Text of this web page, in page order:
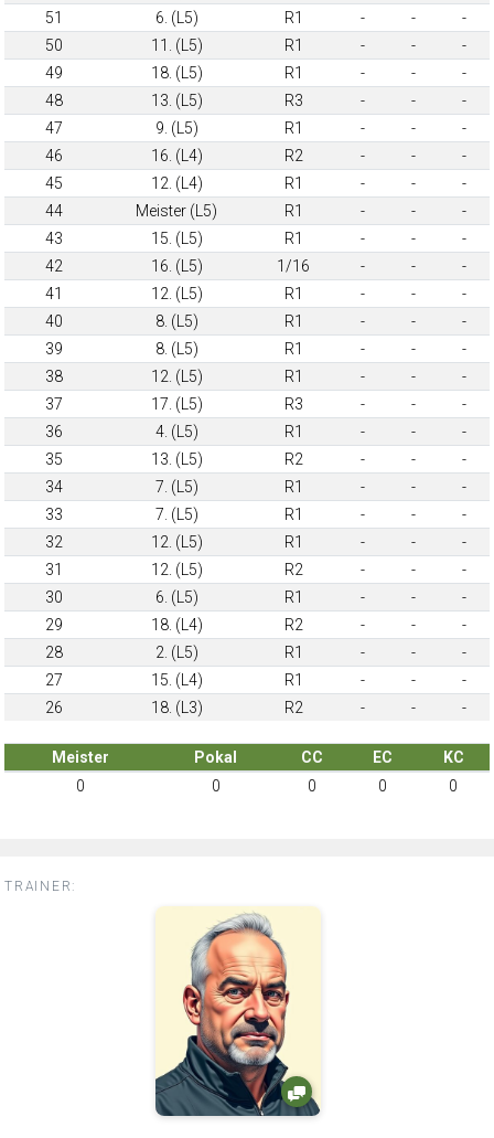
51
6. (L5) R1 - -
-
50
11. (L5) R1 - -
-
49
18. (L5) R1 - -
-
48
13. (L5) R3 - -
-
47
9. (L5) R1 - -
-
46
16. (L4) R2 - -
-
45
12. (L4) R1 - -
-
44
Meister (L5) R1 - -
-
43
15. (L5) R1 - -
-
42
16. (L5) 1/16 - -
-
41
12. (L5) R1 - -
-
40
8. (L5) R1 - -
-
39
8. (L5) R1 - -
-
38
12. (L5) R1 - -
-
37
17. (L5) R3 - -
-
36
4. (L5) R1 - -
-
35
13. (L5) R2 - -
-
34
7. (L5) R1 - -
-
33
7. (L5) R1 - -
-
32
12. (L5) R1 - -
-
31
12. (L5) R2 - -
-
30
6. (L5) R1 - -
-
29
18. (L4) R2 - -
-
28
2. (L5) R1 - -
-
27
15. (L4) R1 - -
-
26
18. (L3) R2 - - -
Meister Pokal CC EC
KC
0
0 0 0 0
TRAINER: